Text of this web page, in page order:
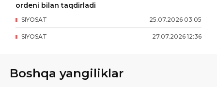
ordeni bilan taqdirladi
25.07.2026 03:05
SIYOSAT
27.07.2026 12:36
SIYOSAT
Boshqa yangiliklar